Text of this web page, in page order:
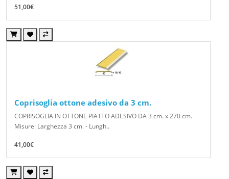
51,00€
Coprisoglia ottone adesivo da 3 cm.
COPRISOGLIA IN OTTONE PIATTO ADESIVO DA 3 cm. x 270 cm.
Misure: Larghezza 3 cm. - Lungh..
41,00€